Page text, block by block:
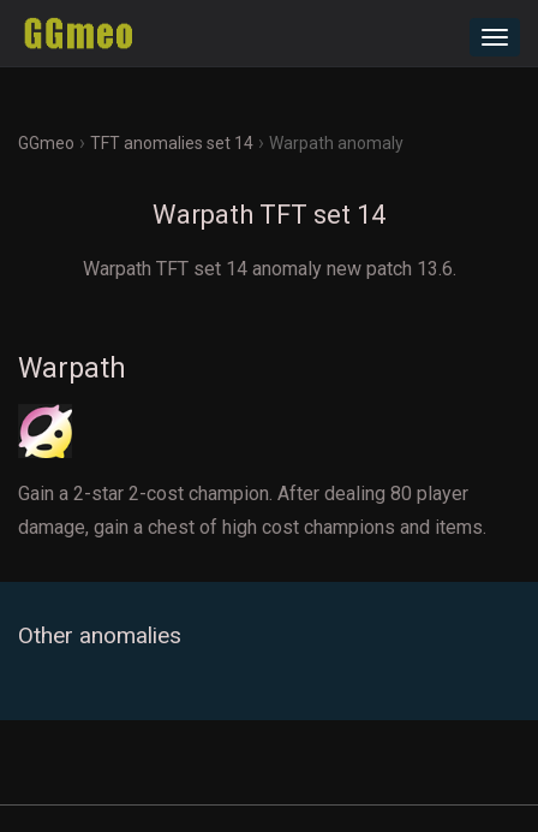
GGmeo › TFT anomalies set 14 › Warpath anomaly
Warpath TFT set 14
Warpath TFT set 14 anomaly new patch 13.6.
Warpath
Gain a 2-star 2-cost champion. After dealing 80 player
damage, gain a chest of high cost champions and items.
Other anomalies